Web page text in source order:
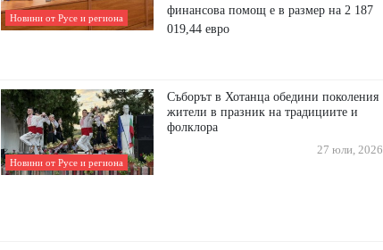
Новини от Русе и региона
финансова помощ е в размер на 2 187
019,44 евро
Новини от Русе и региона
Съборът в Хотанца обедини поколения
жители в празник на традициите и
фолклора
27 юли, 2026